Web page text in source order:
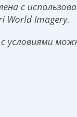
с
World Imagery.
условиями